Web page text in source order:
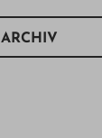
ARCHIV